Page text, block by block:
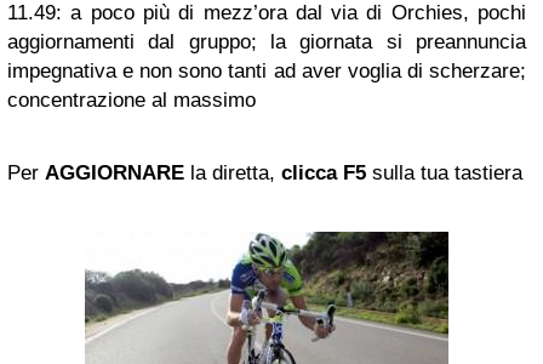
11.49: a poco più di mezz’ora dal via di Orchies, pochi
aggiornamenti dal gruppo; la giornata si preannuncia
impegnativa e non sono tanti ad aver voglia di scherzare;
concentrazione al massimo
Per AGGIORNARE la diretta, clicca F5 sulla tua tastiera